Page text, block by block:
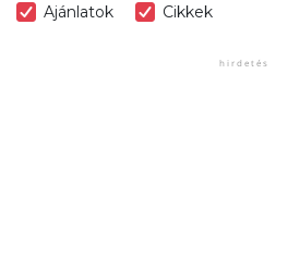
Ajánlatok Cikkek